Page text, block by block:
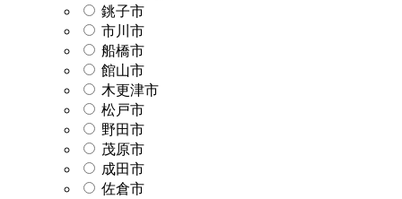
銚子市
市川市
船橋市
館山市
木更津市
松戸市
野田市
茂原市
成田市
佐倉市